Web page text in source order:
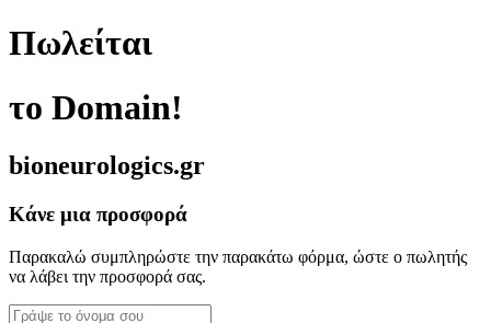
Πωλείται
το Domain!
bioneurologics.gr
Κάνε μια προσφορά
Παρακαλώ συμπληρώστε την παρακάτω φόρμα, ώστε ο πωλητής
να λάβει την προσφορά σας.